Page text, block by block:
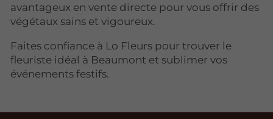
avantageux en vente directe pour vous offrir des
végétaux sains et vigoureux.
Faites confiance à Lo Fleurs pour trouver le
fleuriste idéal à Beaumont et sublimer vos
événements festifs.